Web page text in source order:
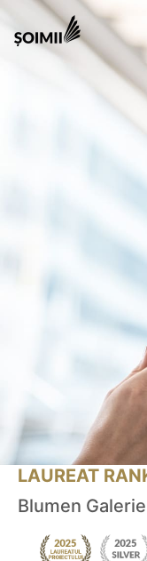
LAUREAT
Blumen Galerie